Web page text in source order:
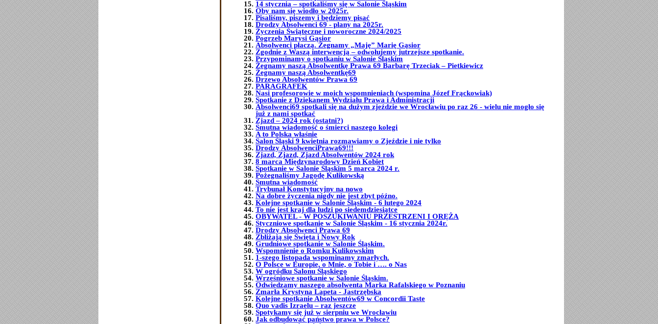
14 stycznia – spotkaliśmy się w Salonie Śląskim
Oby nam się wiodło w 2025r.
Pisaliśmy, piszemy i będziemy pisać
Drodzy Absolwenci 69 - plany na 2025r.
Życzenia Świąteczne i noworoczne 2024/2025
Pogrzeb Marysi Gąsior
Absolwenci płaczą. Żegnamy „Maję” Marię Gąsior
Zgodnie z Waszą interwencją – odwołujemy jutrzejsze spotkanie.
Przypominamy o spotkaniu w Salonie Śląskim
Żegnamy naszą Absolwentkę Prawa 69 Barbarę Trzeciak – Pietkiewicz
Żegnamy naszą Absolwentkę69
Drzewo Absolwentów Prawa 69
PARAGRAFEK
Nasi profesorowie w moich wspomnieniach (wspomina Józef Frąckowiak)
Spotkanie z Dziekanem Wydziału Prawa i Administracji
Absolwenci69 spotkali się na dużym zjeździe we Wrocławiu po raz 26 - wielu nie mogło się
już z nami spotkać
Zjazd – 2024 rok (ostatni?)
Smutna wiadomość o śmierci naszego kolegi
A to Polska właśnie
Salon Śląski 9 kwietnia rozmawiamy o Zjeździe i nie tylko
Drodzy AbsolwenciPrawa69!!!
Zjazd, Zjazd, Zjazd Absolwentów 2024 rok
8 marca Międzynarodowy Dzień Kobiet
Spotkanie w Salonie Śląskim 5 marca 2024 r.
Pożegnaliśmy Jagodę Kulikowską
Smutna wiadomość
Trybunał Konstytucyjny na nowo
Na dobre życzenia nigdy nie jest zbyt późno.
Kolejne spotkanie w Salonie Śląskim - 6 lutego 2024
To nie jest kraj dla ludzi po siedemdziesiątce
OBYWATEL - W POSZUKIWANIU PRZESTRZENI I ORĘŻA
Styczniowe spotkanie w Salonie Śląskim - 16 stycznia 2024r.
Drodzy Absolwenci Prawa 69
Zbliżają się Święta i Nowy Rok
Grudniowe spotkanie w Salonie Śląskim.
Wspomnienie o Romku Kulikowskim
1-szego listopada wspominamy zmarłych.
O Polsce w Europie, o Mnie, o Tobie i …. o Nas
W ogródku Salonu Śląskiego
Wrześniowe spotkanie w Salonie Śląskim.
Odwiedzamy naszego absolwenta Marka Rafalskiego w Poznaniu
Zmarła Krystyna Lapeta - Jastrzębska
Kolejne spotkanie Absolwentów69 w Concordii Taste
Quo vadis Izraelu – raz jeszcze
Spotykamy się już w sierpniu we Wrocławiu
Jak odbudować państwo prawa w Polsce?